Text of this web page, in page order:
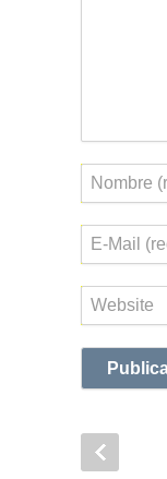
Nombre
Correo
electrónico
Web